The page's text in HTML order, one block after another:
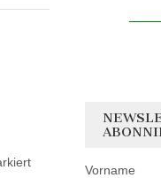
Vorname